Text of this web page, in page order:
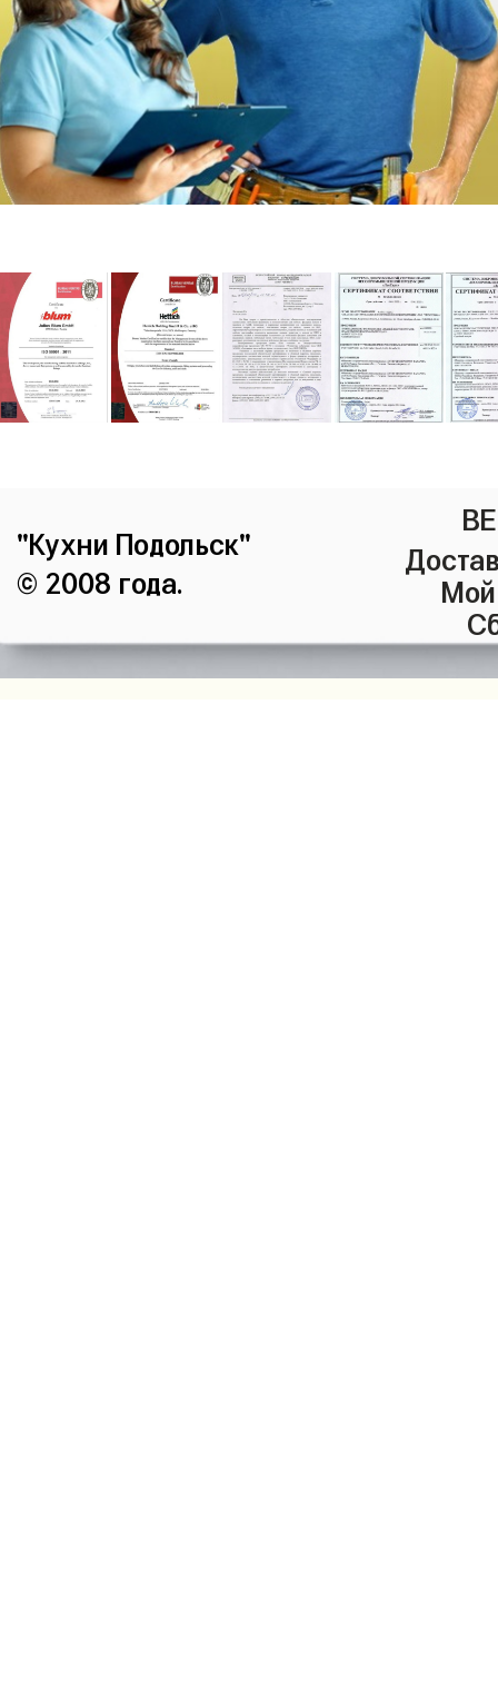
"Кухни Подольск"
© 2008 года.